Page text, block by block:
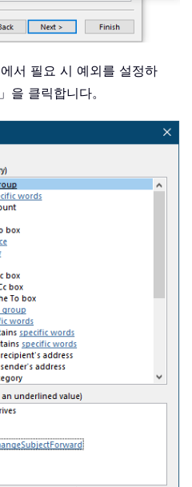
서 필요 시 예외를 설정하
을 클릭합니다。